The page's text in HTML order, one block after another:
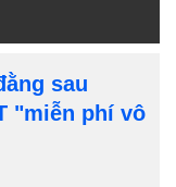
sau
"miễn phí vô